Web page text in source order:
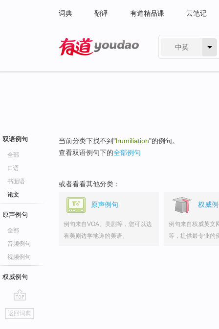
词典 翻译 有道精品课 云笔记
中英
双语例句
全部
口语
书面语
论文
原声例句
全部
音频例句
视频例句
权威例句
go
top
返回词典
当前分类下找不到"humiliation"的例句。
查看双语例句下的全部例句
或者看看其他分类：
原声例句
例句来自VOA、美剧等，您可以边
看美剧边学地道的美语。
权威
例句来自权威英文
等，提供最专业的